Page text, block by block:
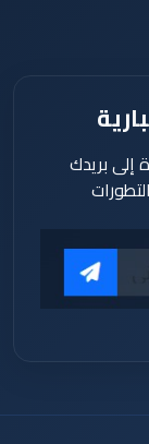
إلى بريدك